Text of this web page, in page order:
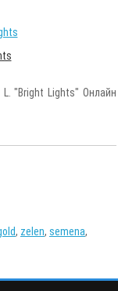
"Bright Lights" Онлайн
, zelen, semena,